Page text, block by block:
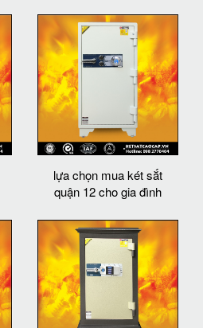
lựa chọn mua két sắt
quận 12 cho gia đình